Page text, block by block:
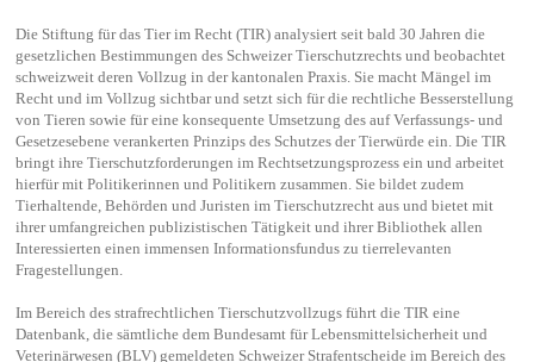
Die Stiftung für das Tier im Recht (TIR) analysiert seit bald 30 Jahren die
gesetzlichen Bestimmungen des Schweizer Tierschutzrechts und beobachtet
schweizweit deren Vollzug in der kantonalen Praxis. Sie macht Mängel im
Recht und im Vollzug sichtbar und setzt sich für die rechtliche Besserstellung
von Tieren sowie für eine konsequente Umsetzung des auf Verfassungs- und
Gesetzesebene verankerten Prinzips des Schutzes der Tierwürde ein. Die TIR
bringt ihre Tierschutzforderungen im Rechtsetzungsprozess ein und arbeitet
hierfür mit Politikerinnen und Politikern zusammen. Sie bildet zudem
Tierhaltende, Behörden und Juristen im Tierschutzrecht aus und bietet mit
ihrer umfangreichen publizistischen Tätigkeit und ihrer Bibliothek allen
Interessierten einen immensen Informationsfundus zu tierrelevanten
Fragestellungen.
Im Bereich des strafrechtlichen Tierschutzvollzugs führt die TIR eine
Datenbank, die sämtliche dem Bundesamt für Lebensmittelsicherheit und
Veterinärwesen (BLV) gemeldeten Schweizer Strafentscheide im Bereich des